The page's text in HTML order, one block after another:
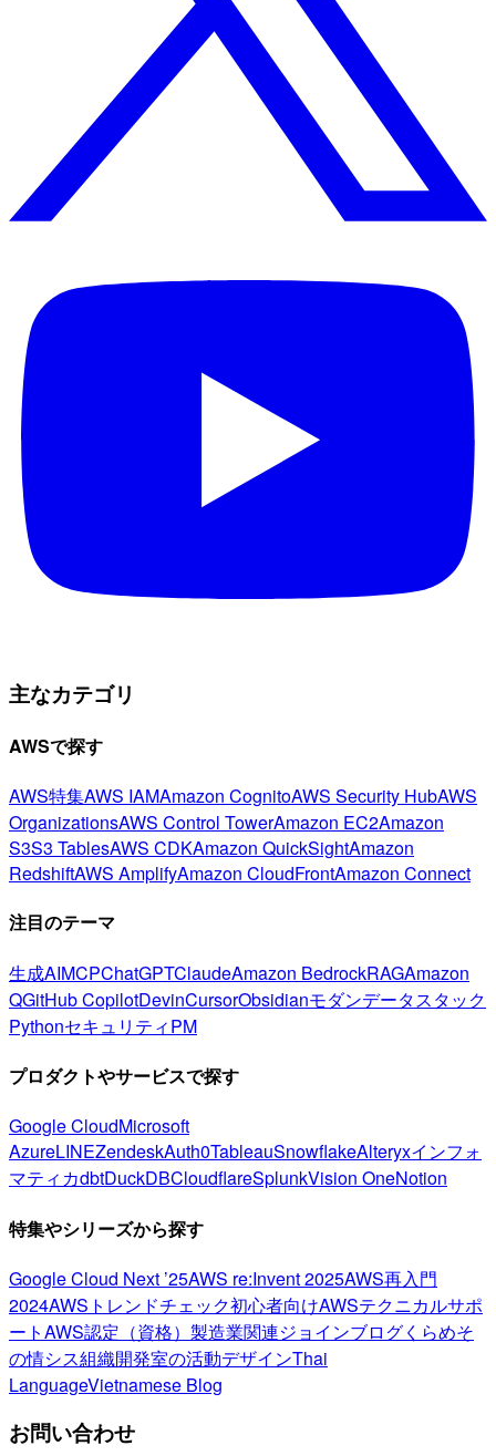
主なカテゴリ
AWSで探す
AWS特集AWS IAMAmazon CognitoAWS Security HubAWS
OrganizationsAWS Control TowerAmazon EC2Amazon
S3S3 TablesAWS CDKAmazon QuickSightAmazon
RedshiftAWS AmplifyAmazon CloudFrontAmazon Connect
注目のテーマ
生成AIMCPChatGPTClaudeAmazon BedrockRAGAmazon
QGitHub CopilotDevinCursorObsidianモダンデータスタック
PythonセキュリティPM
プロダクトやサービスで探す
Google CloudMicrosoft
AzureLINEZendeskAuth0TableauSnowflakeAlteryxインフォ
マティカdbtDuckDBCloudflareSplunkVision OneNotion
特集やシリーズから探す
Google Cloud Next ’25AWS re:Invent 2025AWS再入門
2024AWSトレンドチェック初心者向けAWSテクニカルサポ
ートAWS認定（資格） 製造業関連ジョインブログくらめそ
の情シス組織開発室の活動デザインThai
LanguageVietnamese Blog
お問い合わせ